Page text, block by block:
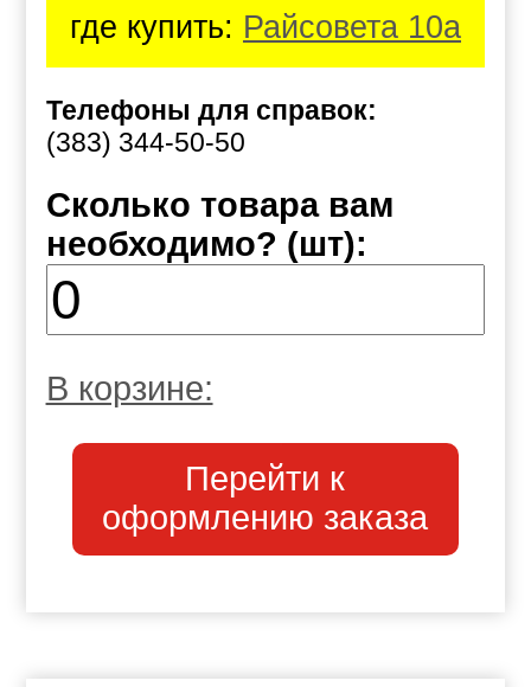
где купить: Райсовета 10а
Телефоны для справок:
(383) 344-50-50
Сколько товара вам
необходимо? (шт):
В корзине:
Перейти к
оформлению заказа